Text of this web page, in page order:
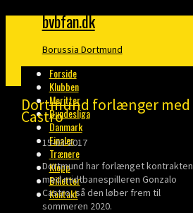
bvbfan.dk
Borussia Dortmund
Forside
Klubben
Meritter
Bundesliga
Danmark
Finaler
Trænere
Klopp
Billetter
Kontakt
Dortmund forlænger med
Castro
15-03-2017
Dortmund har forlænget kontrakten
med midtbanespilleren Gonzalo
Castro, så den løber frem til
sommeren 2020.